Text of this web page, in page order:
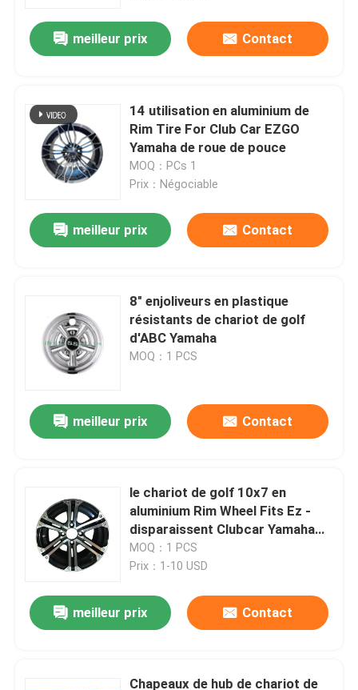
meilleur prix Contact
14 utilisation en aluminium de
Rim Tire For Club Car EZGO
Yamaha de roue de pouce
MOQ：PCs 1
Prix：Négociable
meilleur prix Contact
8" enjoliveurs en plastique
résistants de chariot de golf
d'ABC Yamaha
MOQ：1 PCS
meilleur prix Contact
le chariot de golf 10x7 en
aluminium Rim Wheel Fits Ez -
disparaissent Clubcar Yamaha
Tomberlin Harley
MOQ：1 PCS
Prix：1-10 USD
meilleur prix Contact
Chapeaux de hub de chariot de